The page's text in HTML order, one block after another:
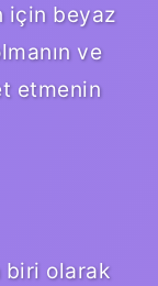
için beyaz
ve
etmenin
biri olarak